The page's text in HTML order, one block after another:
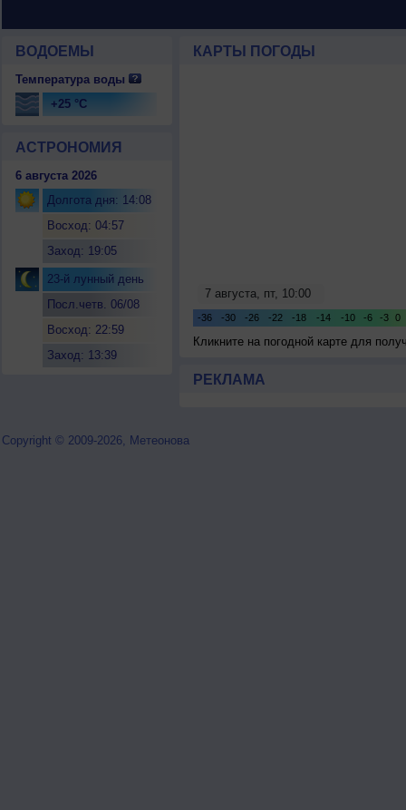
ВОДОЕМЫ
Температура воды
+25 °C
АСТРОНОМИЯ
6 августа 2026
Долгота дня: 14:08
Восход: 04:57
Заход: 19:05
23-й лунный день
Посл.четв. 06/08
Восход: 22:59
Заход: 13:39
КАРТЫ ПОГОДЫ
Кликните на погодной карте для
РЕКЛАМА
Copyright © 2009-2026, Метеонова